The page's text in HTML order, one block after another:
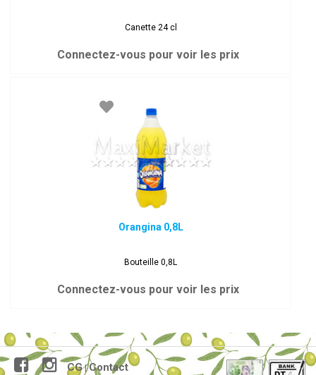
Canette 24 cl
Connectez-vous pour voir les prix
Orangina 0,8L
Bouteille 0,8L
Connectez-vous pour voir les prix
CG|Contact